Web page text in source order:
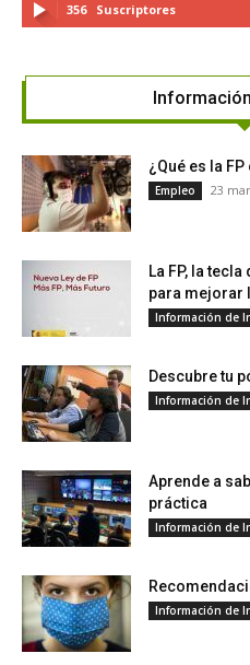
356 Suscriptores
¿Qué es la
Empleo 23
La FP, la
para mejorar
Información de
Descubre tu
Información de
Aprende a
práctica
Información de
Información de